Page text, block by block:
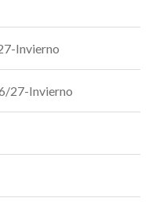
Invierno
27-Invierno